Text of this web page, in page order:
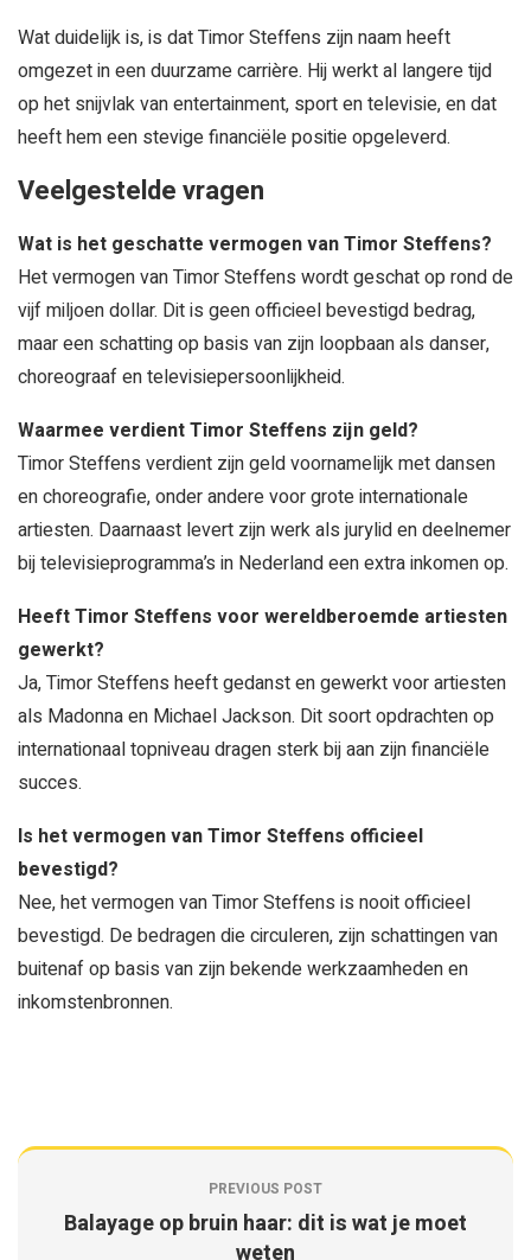
Wat duidelijk is, is dat Timor Steffens zijn naam heeft
omgezet in een duurzame carrière. Hij werkt al langere tijd
op het snijvlak van entertainment, sport en televisie, en dat
heeft hem een stevige financiële positie opgeleverd.
Veelgestelde vragen
Wat is het geschatte vermogen van Timor Steffens?
Het vermogen van Timor Steffens wordt geschat op rond de
vijf miljoen dollar. Dit is geen officieel bevestigd bedrag,
maar een schatting op basis van zijn loopbaan als danser,
choreograaf en televisiepersoonlijkheid.
Waarmee verdient Timor Steffens zijn geld?
Timor Steffens verdient zijn geld voornamelijk met dansen
en choreografie, onder andere voor grote internationale
artiesten. Daarnaast levert zijn werk als jurylid en deelnemer
bij televisieprogramma’s in Nederland een extra inkomen op.
Heeft Timor Steffens voor wereldberoemde artiesten
gewerkt?
Ja, Timor Steffens heeft gedanst en gewerkt voor artiesten
als Madonna en Michael Jackson. Dit soort opdrachten op
internationaal topniveau dragen sterk bij aan zijn financiële
succes.
Is het vermogen van Timor Steffens officieel
bevestigd?
Nee, het vermogen van Timor Steffens is nooit officieel
bevestigd. De bedragen die circuleren, zijn schattingen van
buitenaf op basis van zijn bekende werkzaamheden en
inkomstenbronnen.
PREVIOUS POST
Balayage op bruin haar: dit is wat je moet
weten